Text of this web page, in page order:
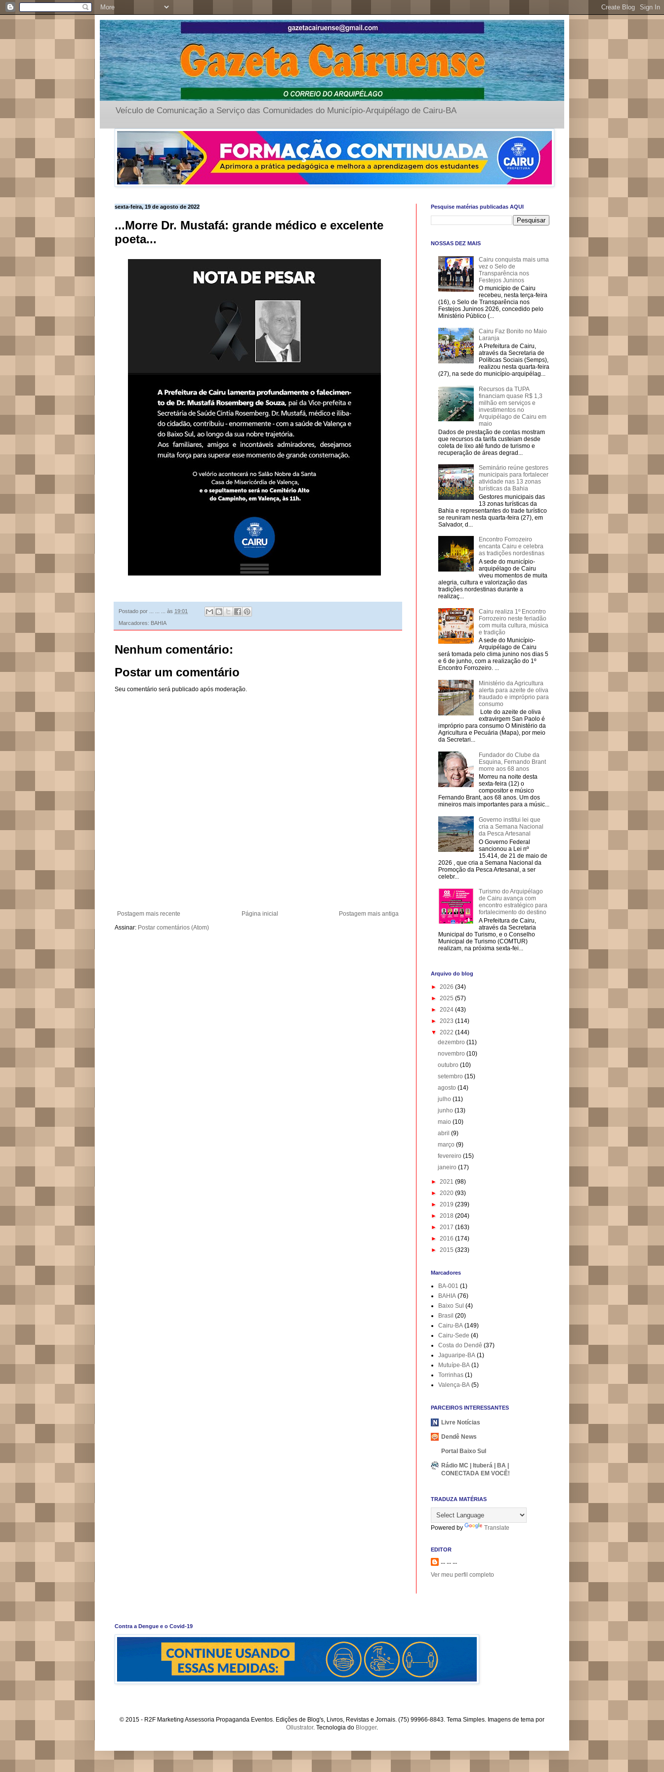
Veículo de Comunicação a Serviço das Comunidades do Município-Arquipélago de Cairu-BA
sexta-feira, 19 de agosto de 2022
...Morre Dr. Mustafá: grande médico e excelente
poeta...
Postado por às 19:01
Marcadores: BAHIA
Nenhum comentário:
Postar um comentário
Seu comentário será publicado após moderação.
Postagem mais recente Postagem mais antiga
Página inicial
Assinar: Postar comentários (Atom)
Pesquise matérias publicadas AQUI
NOSSAS DEZ MAIS
Cairu conquista mais uma
vez o Selo de
Transparência nos
Festejos Juninos
O município de Cairu
recebeu, nesta terça-feira
(16), o Selo de Transparência nos
Festejos Juninos 2026, concedido pelo
Ministério Público (...
Cairu Faz Bonito no Maio
Laranja
A Prefeitura de Cairu,
através da Secretaria de
Políticas Sociais (Semps),
realizou nesta quarta-feira
(27), na sede do município-arquipélag...
Recursos da TUPA
financiam quase R$ 1,3
milhão em serviços e
investimentos no
Arquipélago de Cairu em
maio
Dados de prestação de contas mostram
que recursos da tarifa custeiam desde
coleta de lixo até fundo de turismo e
recuperação de áreas degrad...
Seminário reúne gestores
municipais para fortalecer
atividade nas 13 zonas
turísticas da Bahia
Gestores municipais das
13 zonas turísticas da
Bahia e representantes do trade turístico
se reuniram nesta quarta-feira (27), em
Salvador, d...
Encontro Forrozeiro
encanta Cairu e celebra
as tradições nordestinas
A sede do município-
arquipélago de Cairu
viveu momentos de muita
alegria, cultura e valorização das
tradições nordestinas durante a
realizaç...
Cairu realiza 1º Encontro
Forrozeiro neste feriadão
com muita cultura, música
e tradição
A sede do Município-
Arquipélago de Cairu
será tomada pelo clima junino nos dias 5
e 6 de junho, com a realização do 1º
Encontro Forrozeiro. ...
Ministério da Agricultura
alerta para azeite de oliva
fraudado e impróprio para
consumo
Lote do azeite de oliva
extravirgem San Paolo é
impróprio para consumo O Ministério da
Agricultura e Pecuária (Mapa), por meio
da Secretari...
Fundador do Clube da
Esquina, Fernando Brant
morre aos 68 anos
Morreu na noite desta
sexta-feira (12) o
compositor e músico
Fernando Brant, aos 68 anos. Um dos
mineiros mais importantes para a músic...
Governo institui lei que
cria a Semana Nacional
da Pesca Artesanal
O Governo Federal
sancionou a Lei nº
15.414, de 21 de maio de
2026 , que cria a Semana Nacional da
Promoção da Pesca Artesanal, a ser
celebr...
Turismo do Arquipélago
de Cairu avança com
encontro estratégico para
fortalecimento do destino
A Prefeitura de Cairu,
através da Secretaria
Municipal do Turismo, e o Conselho
Municipal de Turismo (COMTUR)
realizam, na próxima sexta-fei...
Arquivo do blog
► 2026 (34)
► 2025 (57)
► 2024 (43)
► 2023 (114)
▼ 2022 (144)
dezembro(11)
novembro(10)
outubro(10)
setembro(15)
agosto(14)
julho(11)
junho(13)
maio(10)
abril(9)
março(9)
fevereiro(15)
janeiro(17)
► 2021 (98)
► 2020 (93)
► 2019 (239)
► 2018 (204)
► 2017 (163)
► 2016 (174)
► 2015 (323)
Marcadores
BA-001 (1)
BAHIA (76)
Baixo Sul (4)
Brasil (20)
Cairu-BA (149)
Cairu-Sede (4)
Costa do Dendê (37)
Jaguaripe-BA (1)
Mutuípe-BA (1)
Torrinhas (1)
Valença-BA (5)
PARCEIROS INTERESSANTES
Livre Notícias
Dendê News
Portal Baixo Sul
Rádio MC | Ituberá | BA |
CONECTADA EM VOCÊ!
TRADUZA MATÉRIAS
Powered by Translate
EDITOR
... ... ...
Ver meu perfil completo
Contra a Dengue e o Covid-19
© 2015 - R2F Marketing Assessoria Propaganda Eventos. Edições de Blog's, Livros, Revistas e Jornais. (75) 99966-8843. Tema Simples. Imagens de tema por
Ollustrator. Tecnologia do Blogger.